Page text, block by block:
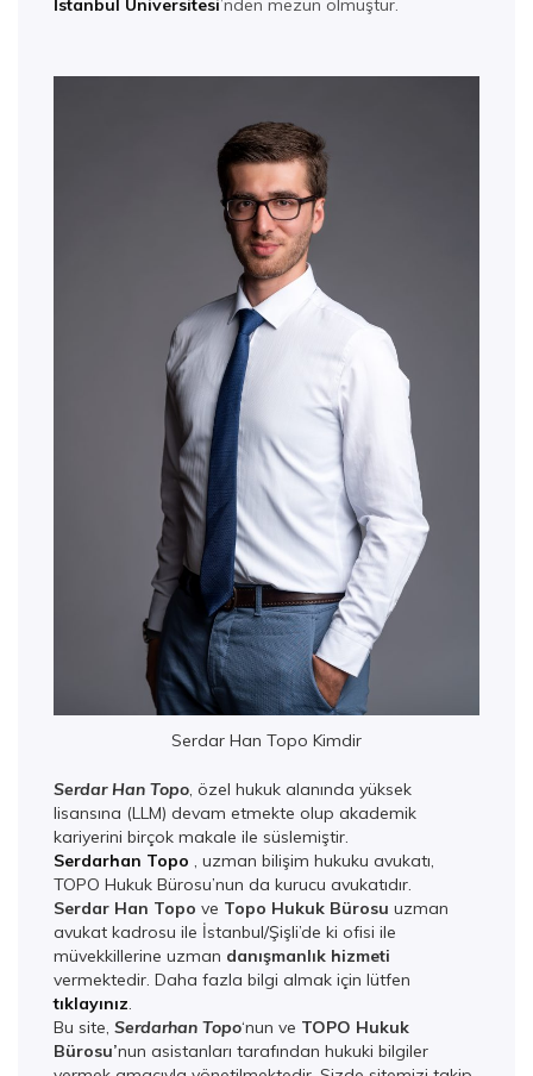
İstanbul Üniversitesi’nden mezun olmuştur.
Serdar Han Topo Kimdir
Serdar Han Topo, özel hukuk alanında yüksek
lisansına (LLM) devam etmekte olup akademik
kariyerini birçok makale ile süslemiştir.
Serdarhan Topo , uzman bilişim hukuku avukatı,
TOPO Hukuk Bürosu’nun da kurucu avukatıdır.
Serdar Han Topo ve Topo Hukuk Bürosu uzman
avukat kadrosu ile İstanbul/Şişli’de ki ofisi ile
müvekkillerine uzman danışmanlık hizmeti
vermektedir. Daha fazla bilgi almak için lütfen
tıklayınız.
Bu site, Serdarhan Topo‘nun ve TOPO Hukuk
Bürosu’nun asistanları tarafından hukuki bilgiler